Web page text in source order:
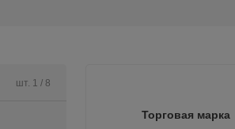
шт. 1 / 8
Торговая марка